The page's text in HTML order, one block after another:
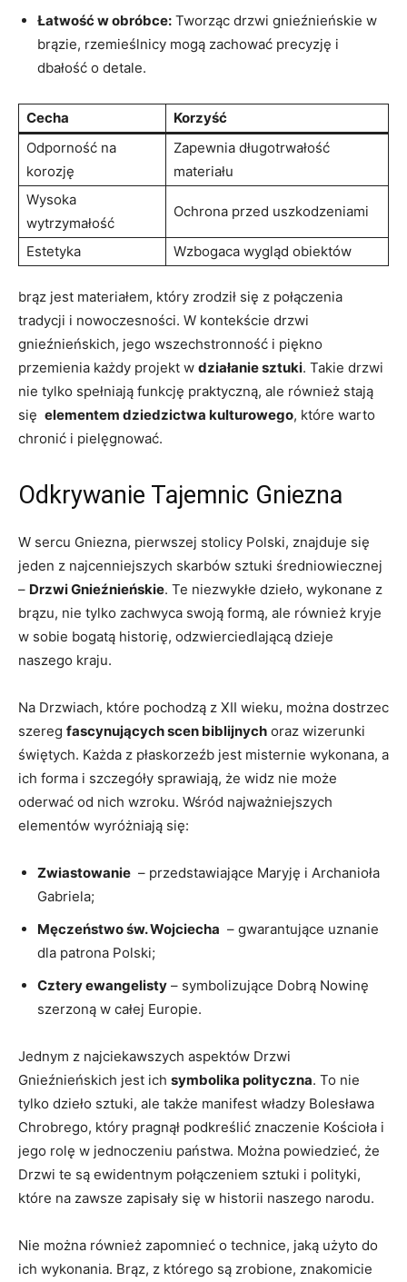
Łatwość w obróbce: Tworząc drzwi gnieźnieńskie w
brązie, rzemieślnicy mogą zachować precyzję i
dbałość o​ detale.
Cecha
Korzyść
Odporność na
korozję
Zapewnia długotrwałość
materiału
Wysoka
wytrzymałość
Ochrona przed uszkodzeniami
Estetyka Wzbogaca wygląd obiektów
brąz jest​ materiałem, który zrodził się z połączenia
tradycji i nowoczesności. W kontekście drzwi
gnieźnieńskich,‌ jego ​wszechstronność i ⁣piękno
przemienia każdy projekt w działanie sztuki. Takie drzwi
nie tylko spełniają funkcję praktyczną, ale również stają
się ‌ elementem dziedzictwa⁤ kulturowego, które warto
chronić i pielęgnować.
Odkrywanie Tajemnic Gniezna
W sercu Gniezna, pierwszej stolicy Polski, znajduje się
jeden z najcenniejszych skarbów sztuki średniowiecznej
– Drzwi⁣ Gnieźnieńskie. Te‌ niezwykłe⁢ dzieło, wykonane z
brązu,‌ nie ⁣tylko zachwyca swoją formą, ale również kryje
w sobie bogatą historię, odzwierciedlającą dzieje
naszego kraju.
Na Drzwiach, które pochodzą z XII wieku, można dostrzec
szereg fascynujących ⁤scen biblijnych oraz wizerunki
świętych. ⁣Każda z płaskorzeźb jest misternie‌ wykonana, ⁢a
ich forma i szczegóły sprawiają, że widz nie może
oderwać od nich wzroku. Wśród najważniejszych
elementów wyróżniają się:
Zwiastowanie ⁣ – przedstawiające Maryję i Archanioła
Gabriela;
Męczeństwo św. Wojciecha ⁢ – ⁣gwarantujące ​uznanie
dla patrona Polski;
Cztery ewangelisty – symbolizujące Dobrą Nowinę
szerzoną ​w całej Europie.
Jednym z najciekawszych aspektów Drzwi
Gnieźnieńskich jest ich symbolika polityczna. To nie
tylko dzieło ​sztuki, ale także manifest władzy Bolesława
Chrobrego, który pragnął podkreślić znaczenie Kościoła i
jego rolę w jednoczeniu państwa. Można powiedzieć, że
Drzwi te są ewidentnym połączeniem sztuki i polityki,
‍które na zawsze zapisały się w historii naszego narodu.
Nie można również zapomnieć o technice, jaką użyto do
ich wykonania. Brąz, z​ którego są zrobione, znakomicie